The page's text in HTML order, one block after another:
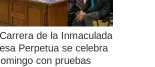
de la Inmaculada
Perpetua se celebra
con pruebas